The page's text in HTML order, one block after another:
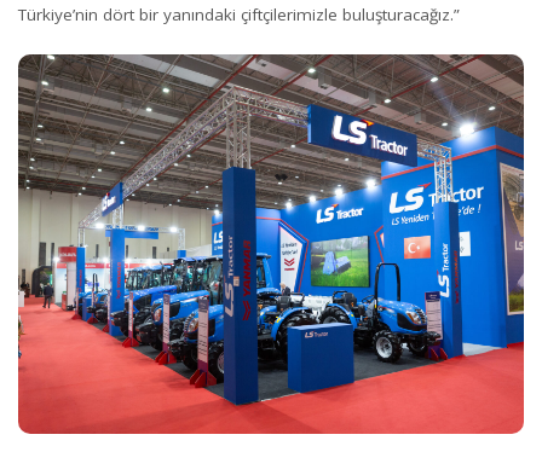
Türkiye’nin dört bir yanındaki çiftçilerimizle buluşturacağız.”